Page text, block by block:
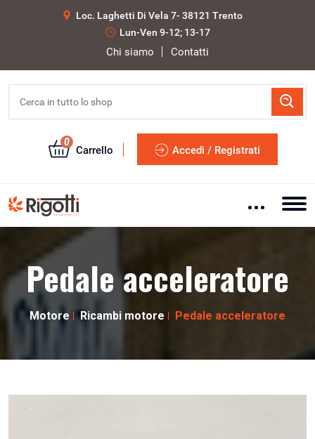
Loc. Laghetti Di Vela 7- 38121 Trento
Lun-Ven 9-12; 13-17
Chi siamo Contatti
0
Carrello Accedi / Registrati
Pedale acceleratore
Motore Ricambi motore Pedale acceleratore